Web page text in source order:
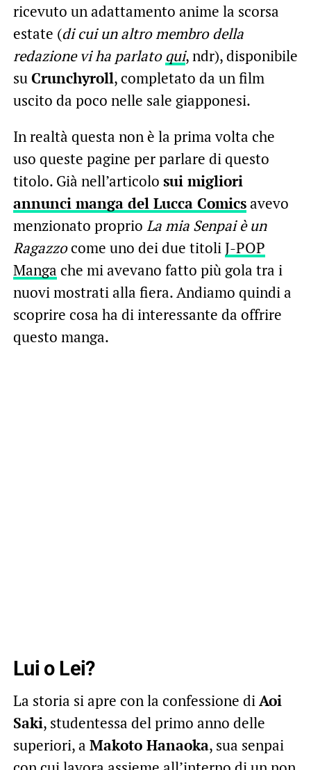
ricevuto un adattamento anime la scorsa
estate (di cui un altro membro della
redazione vi ha parlatoqui, ndr), disponibile
suCrunchyroll, completato da un film
uscito da poco nelle sale giapponesi.
In realtà questa non è la prima volta che
uso queste pagine per parlare di questo
titolo. Già nell’articolo sui migliori
annunci manga del Lucca Comicsavevo
menzionato proprio La mia Senpai è un
Ragazzocome uno dei due titoliJ-POP
Manga che mi avevano fatto più gola tra i
nuovi mostrati alla fiera. Andiamo quindi a
scoprire cosa ha di interessante da offrire
questo manga.
Lui o Lei?
La storia si apre con la confessione diAoi
Saki, studentessa del primo anno delle
superiori, a Makoto Hanaoka, sua senpai